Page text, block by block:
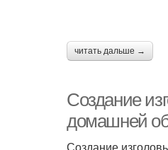
читать дальше →
Создание
домашней